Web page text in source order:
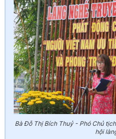
Bà Đỗ Thị Bích Thuỷ - Phó Chủ
hội